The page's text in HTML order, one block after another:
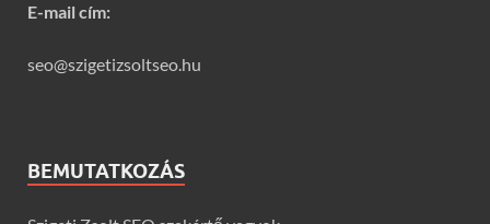
E-mail cím:
seo@szigetizsoltseo.hu
BEMUTATKOZÁS